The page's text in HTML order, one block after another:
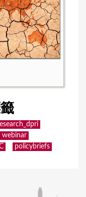
webinar
policybriefs